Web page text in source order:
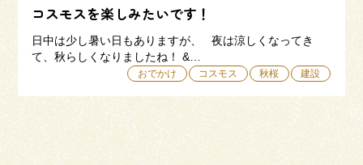
054-365-3838
コスモスを楽しみたいです！
日中は少し暑い日もありますが、 夜は涼しくなってき
て、秋らしくなりましたね！ &…
おでかけ コスモス 秋桜 建設